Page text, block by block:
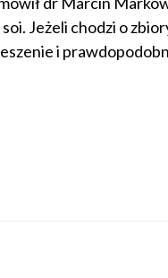
Jeżeli chodzi o
i